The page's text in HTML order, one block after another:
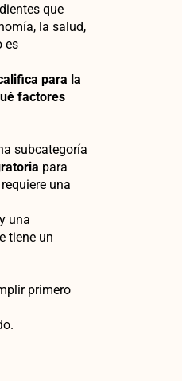
que
la salud,
es
para la
factores
subcategoría
para
una
una
tiene un
primero